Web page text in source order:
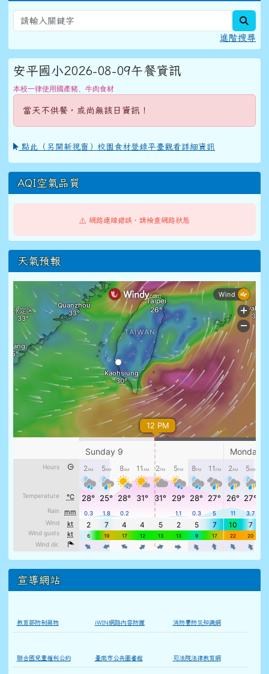
進階搜尋
安平國小2026-08-09午餐資訊
本校一律使用國產豬、牛肉食材
當天不供餐，或尚無該日資訊！
點此（另開新視窗）校園食材登錄平臺觀看詳細資訊
AQI空氣品質
⚠️ 網路連線錯誤，請檢查網路狀態
天氣預報
宣導網站
教育部防制藥物 iWIN網路內容防護 消防署防災知識網
聯合國兒童權利公約 臺南市公共圖書館 司法院法律教育網